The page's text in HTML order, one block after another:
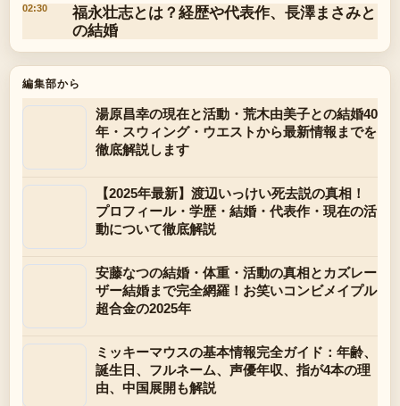
02:30
福永壮志とは？経歴や代表作、長澤まさみと
の結婚
編集部から
湯原昌幸の現在と活動・荒木由美子との結婚40
年・スウィング・ウエストから最新情報までを
徹底解説します
【2025年最新】渡辺いっけい死去説の真相！
プロフィール・学歴・結婚・代表作・現在の活
動について徹底解説
安藤なつの結婚・体重・活動の真相とカズレー
ザー結婚まで完全網羅！お笑いコンビメイプル
超合金の2025年
ミッキーマウスの基本情報完全ガイド：年齢、
誕生日、フルネーム、声優年収、指が4本の理
由、中国展開も解説